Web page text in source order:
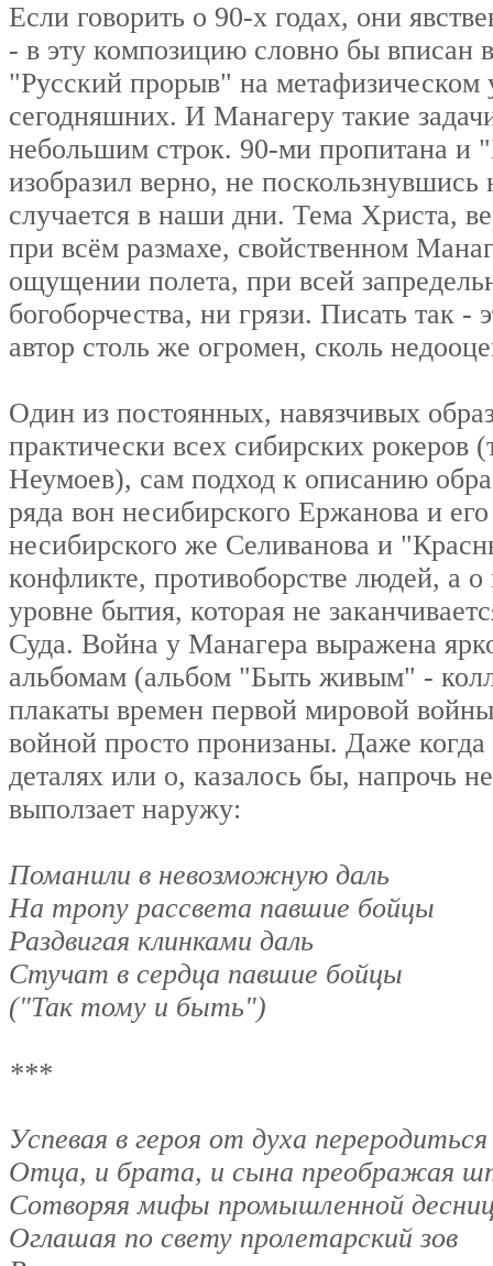
Если говорить о 90-х годах, они
- в эту композицию словно бы вписан
"Русский прорыв" на
сегодняшних. И Манагеру такие
небольшим строк. 90-ми пропитана и
изобразил верно, не
случается в наши дни. Тема Христа,
при всём размахе, свойственном
ощущении полета, при всей
богоборчества, ни грязи. Писать так
автор столь же огромен, сколь
Один из постоянных, навязчивых
практически всех сибирских
Неумоев), сам подход к описанию
ряда вон несибирского Ержанова и
несибирского же Селиванова и
конфликте, противоборстве людей, а
уровне бытия, которая не
Суда. Война у Манагера выражена
альбомам (альбом "Быть живым" -
плакаты времен первой мировой
войной просто пронизаны. Даже
деталях или о, казалось бы, напрочь
выползает наружу:
Поманили в невозможную даль
На тропу рассвета павшие бойцы
Раздвигая клинками даль
Стучат в сердца павшие бойцы
("Так тому и быть")
***
Успевая в героя от духа переродиться
Отца, и брата, и сына преображая
Сотворяя мифы промышленной
Оглашая по свету пролетарский зов